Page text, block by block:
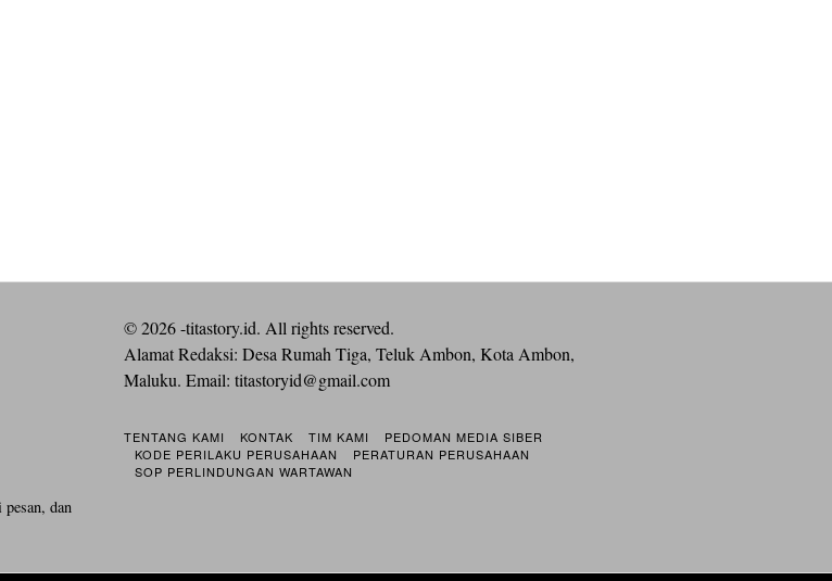
dan
©2026-titastory.id. All rights reserved.
Alamat Redaksi: Desa Rumah Tiga, Teluk Ambon, Kota Ambon,
Maluku. Email: titastoryid@gmail.com
TENTANG KAMI KONTAK TIM KAMI
PEDOMAN MEDIA SIBER
KODE PERILAKU PERUSAHAAN
PERATURAN PERUSAHAAN
SOP PERLINDUNGAN WARTAWAN